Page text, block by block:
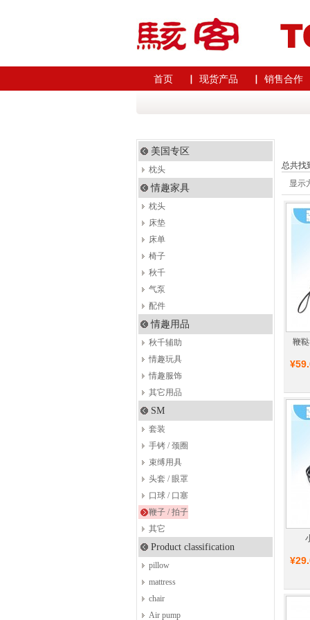
首页 ▏ 现货产品 ▏ 销售合作
美国专区
枕头
情趣家具
枕头
床垫
床单
椅子
秋千
气泵
配件
情趣用品
秋千辅助
情趣玩具
情趣服饰
其它用品
SM
套装
手铐 / 颈圈
束缚用具
头套 / 眼罩
口球 / 口塞
鞭子 / 拍子
其它
Product classification
pillow
mattress
chair
Air pump
总共找
显示
鞭